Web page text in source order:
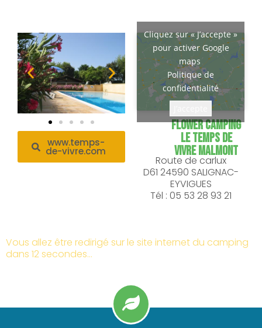
www.temps-
de-vivre.com
Cliquez sur « J’accepte »
pour activer Google
maps
Politique de
confidentialité
FLOWER CAMPING
LE TEMPS DE
VIVRE MALMONT
Route de carlux
D61 24590 SALIGNAC-
EYVIGUES
Tél : 05 53 28 93 21
Vous allez être redirigé sur le site internet du camping
dans 12 secondes…